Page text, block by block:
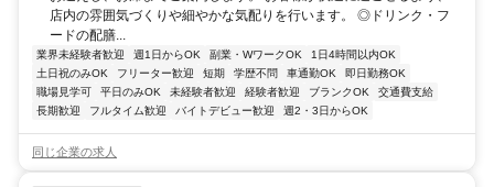
店内の雰囲気づくりや細やかな気配りを行います。 ◎ドリンク・フ
ードの配膳...
業界未経験者歓迎 週1日からOK 副業・WワークOK
1日4時間以内OK
土日祝のみOK
フリーター歓迎 短期 学歴不問 車通勤OK
即日勤務OK
職場見学可
平日のみOK 未経験者歓迎 経験者歓迎 ブランクOK
交通費支給
長期歓迎
フルタイム歓迎 バイトデビュー歓迎 週2・3日からOK
同じ企業の求人